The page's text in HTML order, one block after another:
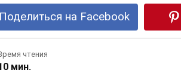
Поделиться на Facebook
чтения
мин.